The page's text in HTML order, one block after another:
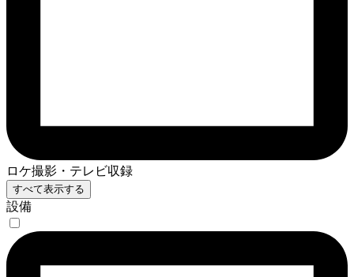
ロケ撮影・テレビ収録
すべて表示する
設備